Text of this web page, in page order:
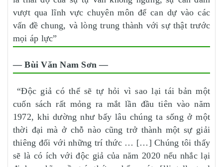
vượt qua lĩnh vực chuyên môn để can dự vào các
vấn đề chung, và lòng trung thành với sự thật trước
mọi áp lực”
— Bùi Văn Nam Sơn —
“Độc giả có thể sẽ tự hỏi vì sao lại tái bản một
cuốn sách rất mỏng ra mắt lần đầu tiên vào năm
1972, khi dường như bấy lâu chúng ta sống ở một
thời đại mà ở chỗ nào cũng trở thành một sự giải
thiêng đối với những trí thức … […] Chúng tôi thấy
sẽ là có ích với độc giả của năm 2020 nếu nhắc lại